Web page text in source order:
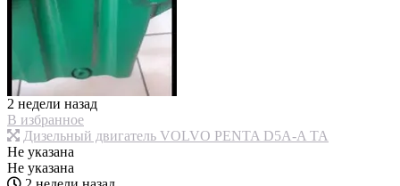
2 недели назад
В избранное
Дизельный двигатель VOLVO PENTA D5A-A ТА
Не указана
Не указана